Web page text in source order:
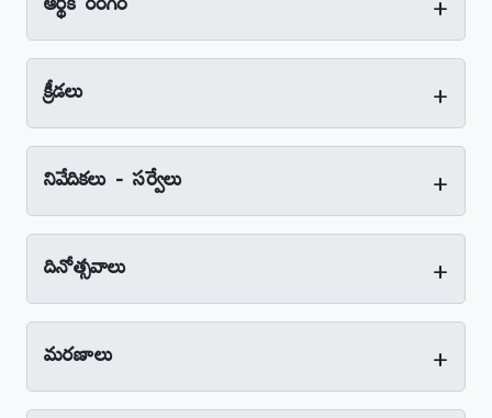
ఆర్థిక రంగం
క్రీడలు +
నివేదికలు - సర్వేలు +
దినోత్సవాలు +
మరణాలు +